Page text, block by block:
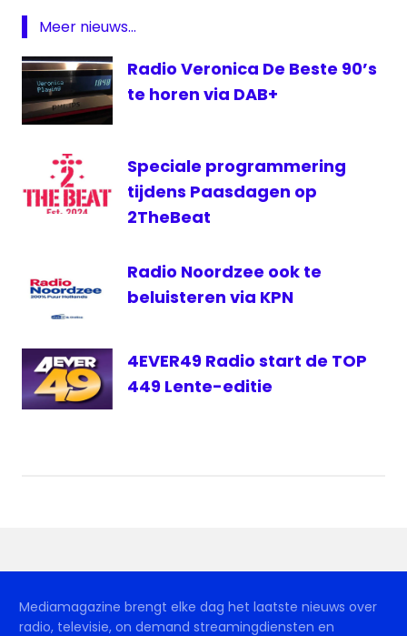
Meer nieuws...
Radio Veronica De Beste 90’s
te horen via DAB+
Speciale programmering
tijdens Paasdagen op
2TheBeat
Radio Noordzee ook te
beluisteren via KPN
4EVER49 Radio start de TOP
449 Lente-editie
Mediamagazine brengt elke dag het laatste nieuws over
radio, televisie, on demand streamingdiensten en